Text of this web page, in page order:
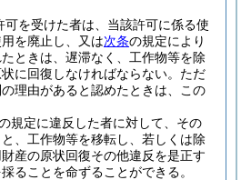
可を受けた者は、当該許可に係る使
を廃止し、又は次条の規定により
ときは、遅滞なく、工作物等を除
に回復しなければならない。 ただ
理由があると認めたときは、この
規定に違反した者に対して、その
、工作物等を移転し、若しくは除
産の原状回復その他違反を是正す
ることを命ずることができる。